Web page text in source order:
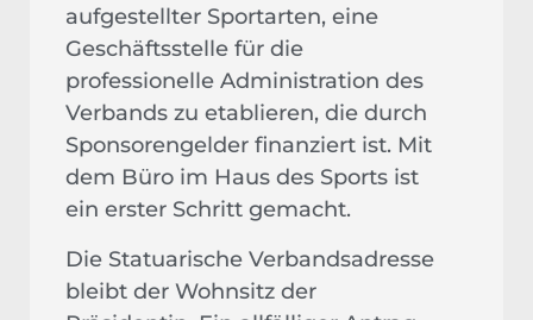
aufgestellter Sportarten, eine
Geschäftsstelle für die
professionelle Administration des
Verbands zu etablieren, die durch
Sponsorengelder finanziert ist. Mit
dem Büro im Haus des Sports ist
ein erster Schritt gemacht.
Die Statuarische Verbandsadresse
bleibt der Wohnsitz der